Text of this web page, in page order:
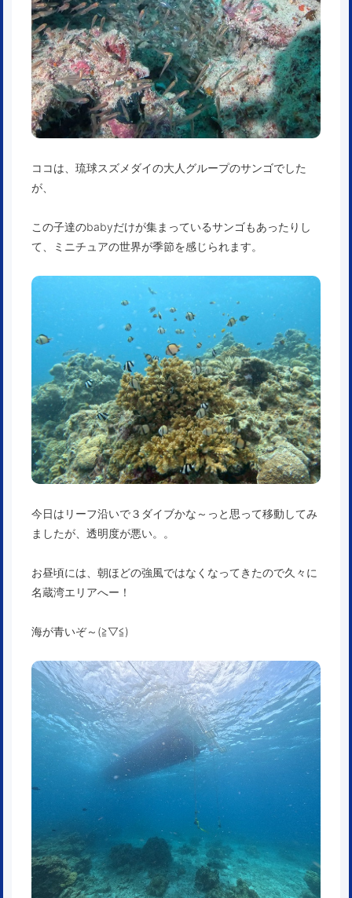
ココは、琉球スズメダイの大人グループのサンゴでした
が、
この子達のbabyだけが集まっているサンゴもあったりし
て、ミニチュアの世界が季節を感じられます。
今日はリーフ沿いで３ダイブかな～っと思って移動してみ
ましたが、透明度が悪い。。
お昼頃には、朝ほどの強風ではなくなってきたので久々に
名蔵湾エリアへー！
海が青いぞ～(≧▽≦)